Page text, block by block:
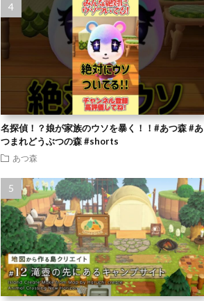
名探偵！？娘が家族のウソを暴く！！#あつ森 #あ
つまれどうぶつの森 #shorts
あつ森